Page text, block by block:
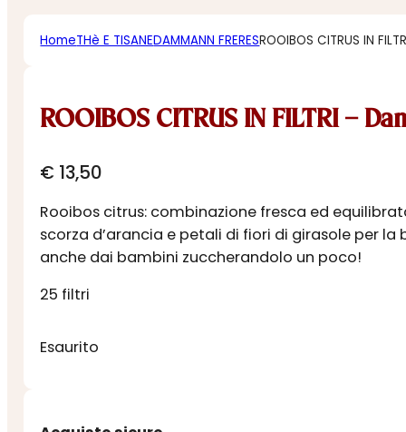
HomeTHè E TISANEDAMMANN FRERESROOIBOS CITRUS IN
ROOIBOS CITRUS IN FILTRI –
€ 13,50
Rooibos citrus: combinazione fresca ed
scorza d’arancia e petali di fiori di girasole per
anche dai bambini zuccherandolo un poco!
25 filtri
Esaurito